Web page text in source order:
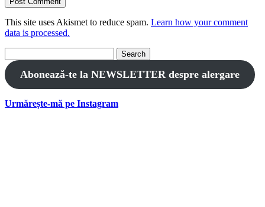
This site uses Akismet to reduce spam. Learn how your comment
data is processed.
for:
Abonează-te la NEWSLETTER despre alergare
Urmărește-mă pe Instagram